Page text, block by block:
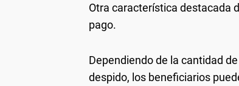
Otra característica destacada
pago.
Dependiendo de la cantidad
despido, los beneficiarios